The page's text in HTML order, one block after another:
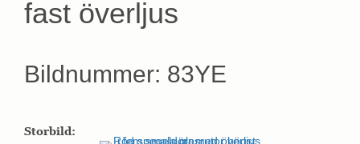
fast överljus
Bildnummer: 83YE
Storbild: